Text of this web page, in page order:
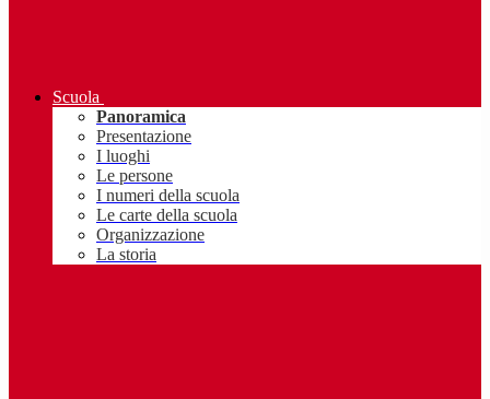
Scuola
Panoramica
Presentazione
I luoghi
Le persone
I numeri della scuola
Le carte della scuola
Organizzazione
La storia